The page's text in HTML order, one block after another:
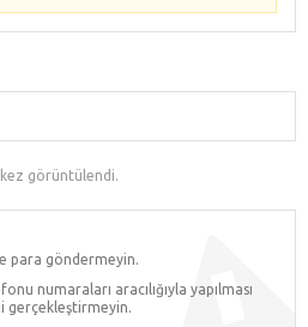
görüntülendi.
para göndermeyin.
numaraları aracılığıyla yapılması
gerçekleştirmeyin.